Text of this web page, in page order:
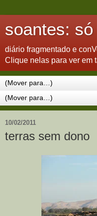
soantes:
diário fragmentado e
Clique nelas para ver em
10/02/2011
terras sem dono